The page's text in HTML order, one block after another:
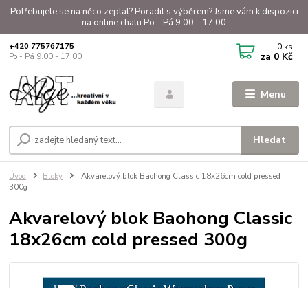
Potřebujete se na něco zeptat? Poradit s výběrem? Jsme vám k dispozici
na online chatu Po - Pá 9.00 - 17.00
Menu
Hledat
+420 775767175
Po - Pá 9.00 - 17.00
0 ks
za 0 Kč
Úvod Bloky
Akvarelový blok Baohong Classic 18x26cm cold pressed
300g
Akvarelový blok Baohong Classic
18x26cm cold pressed 300g